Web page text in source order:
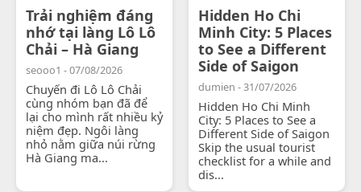
Trải nghiệm đáng
nhớ tại làng Lô Lô
Chải – Hà Giang
seooo1 - 07/08/2026
Chuyến đi Lô Lô Chải
cùng nhóm bạn đã để
lại cho mình rất nhiều kỷ
niệm đẹp. Ngôi làng
nhỏ nằm giữa núi rừng
Hà Giang ma...
Hidden Ho Chi
Minh City: 5 Places
to See a Different
Side of Saigon
dumien - 31/07/2026
Hidden Ho Chi Minh
City: 5 Places to See a
Different Side of Saigon
Skip the usual tourist
checklist for a while and
dis...